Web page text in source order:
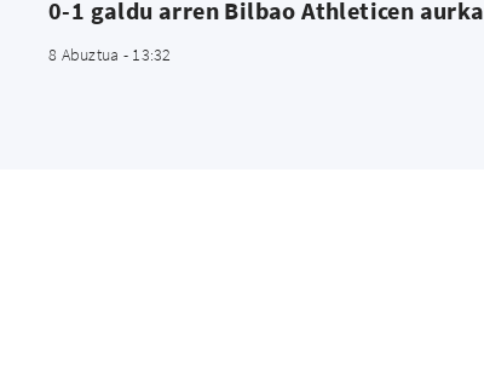
0-1 galdu arren Bilbao Athleticen aurka
8 Abuztua - 13:32